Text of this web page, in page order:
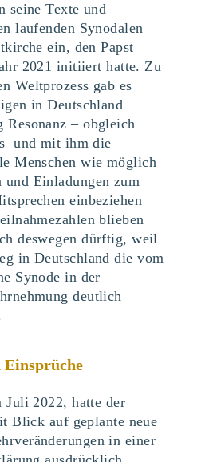
seine Texte und
laufenden Synodalen
ein, den Papst
2021 initiiert hatte. Zu
Weltprozess gab es
in Deutschland
Resonanz – obgleich
und mit ihm die
Menschen wie möglich
und Einladungen zum
einbeziehen
blieben
deswegen dürftig, weil
in Deutschland die vom
Synode in der
deutlich
Einsprüche
Juli 2022, hatte der
Blick auf geplante neue
in einer